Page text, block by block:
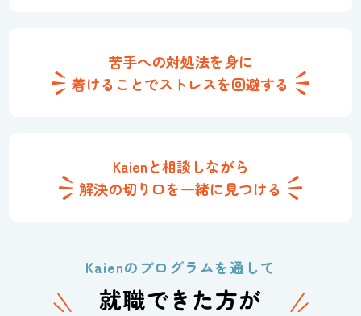
苦手への対処法を身に
着けることでストレスを回避する
Kaienと相談しながら
解決の切り口を一緒に見つける
Kaienのプログラムを通して
就職できた方が